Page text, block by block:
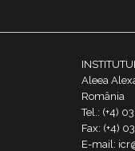
Aleea
România
Tel.: (+4)
Fax: (+4)
E-mail: